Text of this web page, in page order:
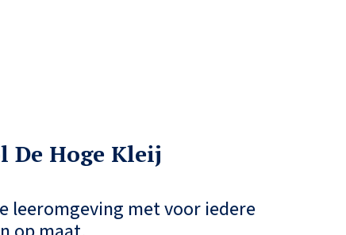
De Hoge Kleij
leeromgeving met voor iedere